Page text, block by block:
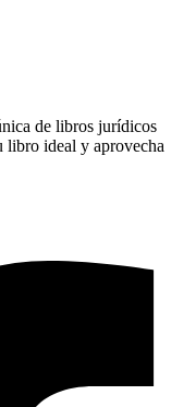
de libros jurídicos
libro ideal y aprovecha